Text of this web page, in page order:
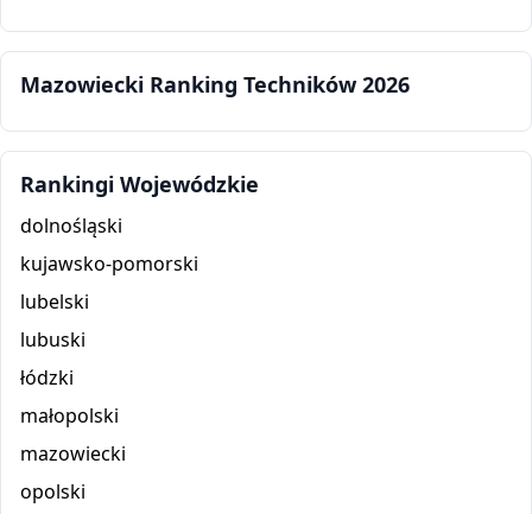
Mazowiecki Ranking Techników 2026
Rankingi Wojewódzkie
dolnośląski
kujawsko-pomorski
lubelski
lubuski
łódzki
małopolski
mazowiecki
opolski